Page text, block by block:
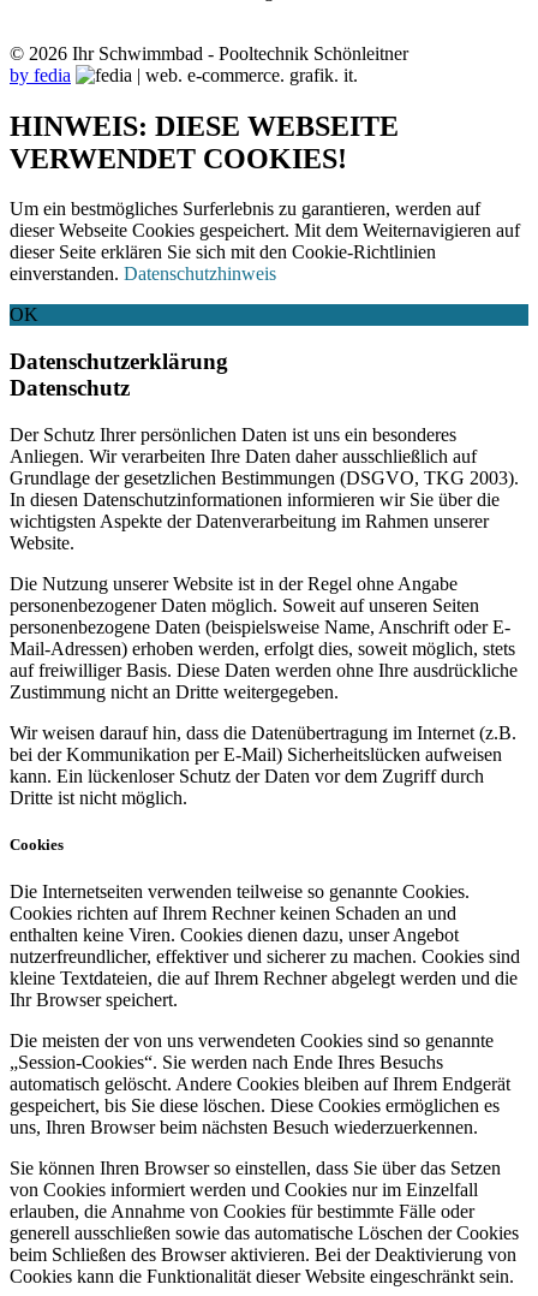
© 2026 Ihr Schwimmbad - Pooltechnik Schönleitner
by fedia
HINWEIS: DIESE WEBSEITE
VERWENDET COOKIES!
Um ein bestmögliches Surferlebnis zu garantieren, werden auf
dieser Webseite Cookies gespeichert. Mit dem Weiternavigieren auf
dieser Seite erklären Sie sich mit den Cookie-Richtlinien
einverstanden. Datenschutzhinweis
OK
Datenschutzerklärung
Datenschutz
Der Schutz Ihrer persönlichen Daten ist uns ein besonderes
Anliegen. Wir verarbeiten Ihre Daten daher ausschließlich auf
Grundlage der gesetzlichen Bestimmungen (DSGVO, TKG 2003).
In diesen Datenschutzinformationen informieren wir Sie über die
wichtigsten Aspekte der Datenverarbeitung im Rahmen unserer
Website.
Die Nutzung unserer Website ist in der Regel ohne Angabe
personenbezogener Daten möglich. Soweit auf unseren Seiten
personenbezogene Daten (beispielsweise Name, Anschrift oder E-
Mail-Adressen) erhoben werden, erfolgt dies, soweit möglich, stets
auf freiwilliger Basis. Diese Daten werden ohne Ihre ausdrückliche
Zustimmung nicht an Dritte weitergegeben.
Wir weisen darauf hin, dass die Datenübertragung im Internet (z.B.
bei der Kommunikation per E-Mail) Sicherheitslücken aufweisen
kann. Ein lückenloser Schutz der Daten vor dem Zugriff durch
Dritte ist nicht möglich.
Cookies
Die Internetseiten verwenden teilweise so genannte Cookies.
Cookies richten auf Ihrem Rechner keinen Schaden an und
enthalten keine Viren. Cookies dienen dazu, unser Angebot
nutzerfreundlicher, effektiver und sicherer zu machen. Cookies sind
kleine Textdateien, die auf Ihrem Rechner abgelegt werden und die
Ihr Browser speichert.
Die meisten der von uns verwendeten Cookies sind so genannte
„Session-Cookies“. Sie werden nach Ende Ihres Besuchs
automatisch gelöscht. Andere Cookies bleiben auf Ihrem Endgerät
gespeichert, bis Sie diese löschen. Diese Cookies ermöglichen es
uns, Ihren Browser beim nächsten Besuch wiederzuerkennen.
Sie können Ihren Browser so einstellen, dass Sie über das Setzen
von Cookies informiert werden und Cookies nur im Einzelfall
erlauben, die Annahme von Cookies für bestimmte Fälle oder
generell ausschließen sowie das automatische Löschen der Cookies
beim Schließen des Browser aktivieren. Bei der Deaktivierung von
Cookies kann die Funktionalität dieser Website eingeschränkt sein.